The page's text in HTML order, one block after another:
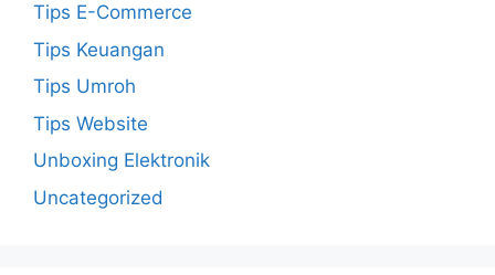
Tips E-Commerce
Tips Keuangan
Tips Umroh
Tips Website
Unboxing Elektronik
Uncategorized